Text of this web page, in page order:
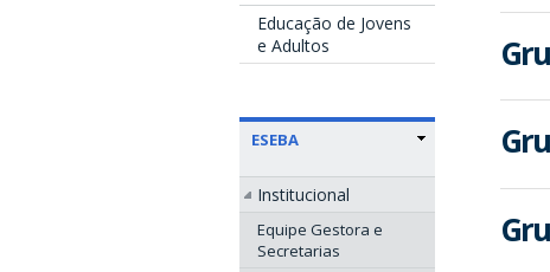
Educação de Jovens
e Adultos
ESEBA
Institucional
Equipe Gestora e
Secretarias